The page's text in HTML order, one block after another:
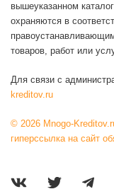
вышеуказанном
охраняются в
товаров, работ или
Для связи с
kreditov.ru
© 2026 Mnogo-
гиперссылка на сайт